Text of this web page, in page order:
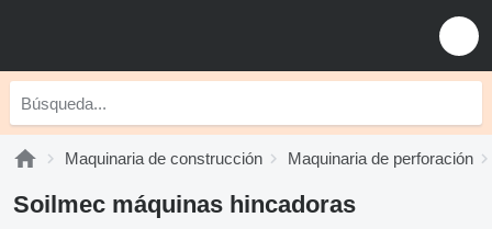
Maquinaria de construcción Maquinaria de perforación
Soilmec máquinas hincadoras